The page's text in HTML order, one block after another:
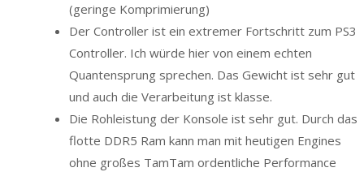
(geringe Komprimierung)
Der Controller ist ein extremer Fortschritt zum PS3
Controller. Ich würde hier von einem echten
Quantensprung sprechen. Das Gewicht ist sehr gut
und auch die Verarbeitung ist klasse.
Die Rohleistung der Konsole ist sehr gut. Durch das
flotte DDR5 Ram kann man mit heutigen Engines
ohne großes TamTam ordentliche Performance